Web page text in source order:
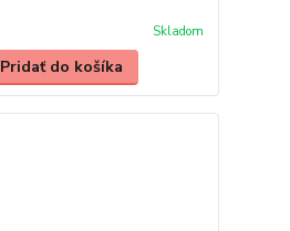
Skladom
Pridať do košíka